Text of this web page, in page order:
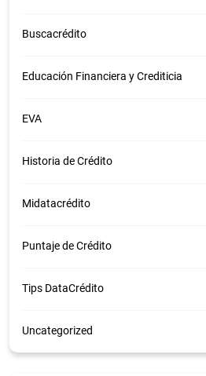
Buscacrédito
Educación Financiera y Crediticia
EVA
Historia de Crédito
Midatacrédito
Puntaje de Crédito
Tips DataCrédito
Uncategorized